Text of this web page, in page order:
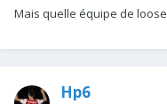
Mais quelle équipe de
Hp6